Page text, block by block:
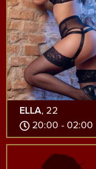
ELLA, 22
20:00 - 02:00